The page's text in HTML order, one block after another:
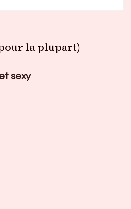
la plupart)
sexy